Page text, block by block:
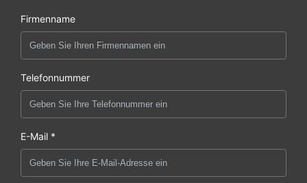
Firmenname
Telefonnummer
E-Mail *